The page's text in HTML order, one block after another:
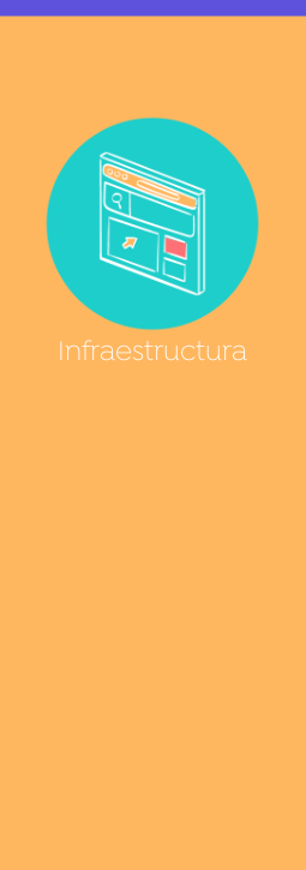
Infraestructura